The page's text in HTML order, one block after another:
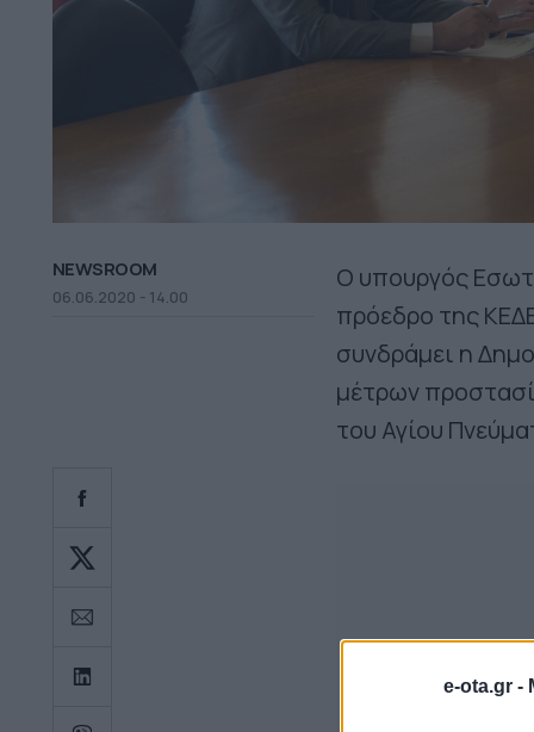
e-ota.gr -
NEWSROOM
06.06.2020 - 14.00
Ο υπουργός
πρόεδρο της
συνδράμει η
μέτρων
του Αγίου